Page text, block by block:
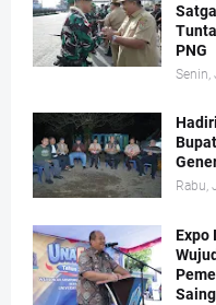
PNG
Senin,
Rabu,
Expo
Saing